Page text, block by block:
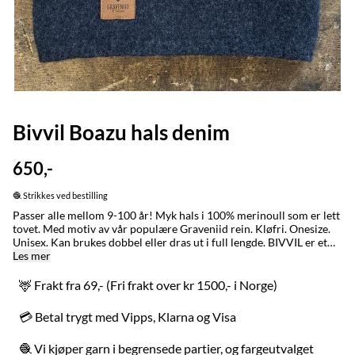
Bivvil Boazu hals denim
650,-
🧶 Strikkes ved bestilling
Passer alle mellom 9-100 år! Myk hals i 100% merinoull som er lett
tovet. Med motiv av vår populære Graveniid rein. Kløfri. Onesize.
Unisex. Kan brukes dobbel eller dras ut i full lengde. BIVVIL er et
nordsamisk ord for en person som holder varmen godt. Ordet
ble opprinnelig laget til reingjeteren som er ute i all slags vær i de
åtte årstidene. Den ble kjapt også en slager i byene, der de
begrenser seg til fire årstider. Boazu betyr rein på nordsamisk.
MADE IN / LAGET I: Karasjok og Alta med stor omtenksomhet for
uansett kjøpstidspunkt. VASK: Ull er et naturmateriale og renser
Les mer
🦌 Frakt fra 69,- (Fri frakt over kr 1500,- i Norge)
💳 Betal trygt med Vipps, Klarna og Visa
🧶 Vi kjøper garn i begrensede partier, og fargeutvalget